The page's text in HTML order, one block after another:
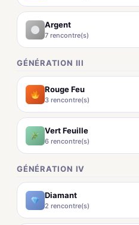
Argent
7 rencontre(s)
GÉNÉRATION III
Rouge Feu
3 rencontre(s)
Vert Feuille
6 rencontre(s)
GÉNÉRATION IV
Diamant
2 rencontre(s)